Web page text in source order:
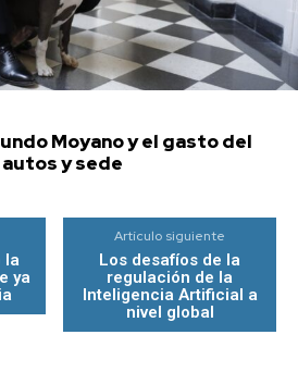
Moyano y el gasto del
y sede
la
ya
Artículo siguiente
Los desafíos de la
regulación de la
Inteligencia Artificial a
nivel global